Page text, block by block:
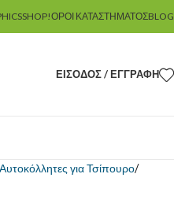
ΌΡΟΙ ΚΑΤΑΣΤΉΜΑΤΟΣBLOG
ΕΊΣΟΔΟΣ / ΕΓΓΡΑΦΉ
Αυτοκόλλητες για Τσίπουρο